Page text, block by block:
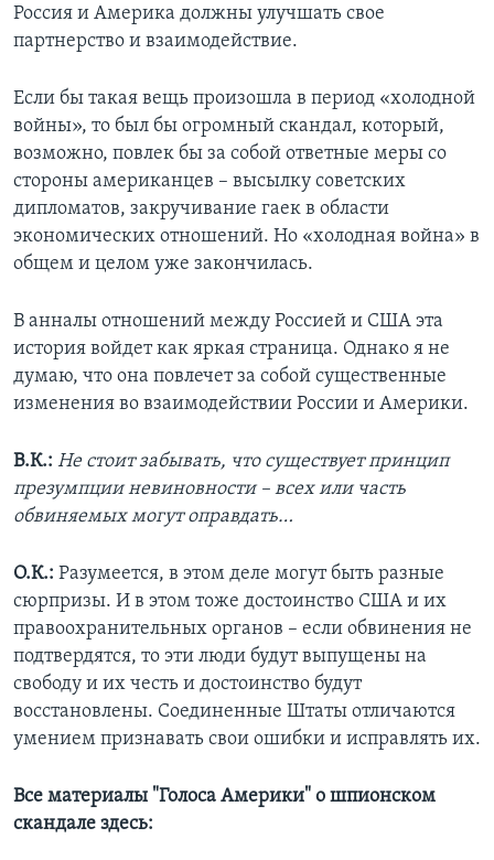
Россия и Америка должны улучшать свое
партнерство и взаимодействие.
Если бы такая вещь произошла в период «холодной
войны», то был бы огромный скандал, который,
возможно, повлек бы за собой ответные меры со
стороны американцев – высылку советских
дипломатов, закручивание гаек в области
экономических отношений. Но «холодная война» в
общем и целом уже закончилась.
В анналы отношений между Россией и США эта
история войдет как яркая страница. Однако я не
думаю, что она повлечет за собой существенные
изменения во взаимодействии России и Америки.
В.К.: Не стоит забывать, что существует принцип
презумпции невиновности – всех или часть
обвиняемых могут оправдать…
О.К.: Разумеется, в этом деле могут быть разные
сюрпризы. И в этом тоже достоинство США и их
правоохранительных органов – если обвинения не
подтвердятся, то эти люди будут выпущены на
свободу и их честь и достоинство будут
восстановлены. Соединенные Штаты отличаются
умением признавать свои ошибки и исправлять их.
Все материалы "Голоса Америки" о шпионском
скандале здесь: